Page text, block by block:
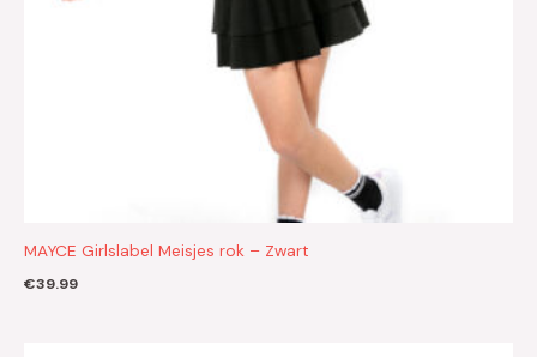
MAYCE Girlslabel Meisjes rok – Zwart
€39.99